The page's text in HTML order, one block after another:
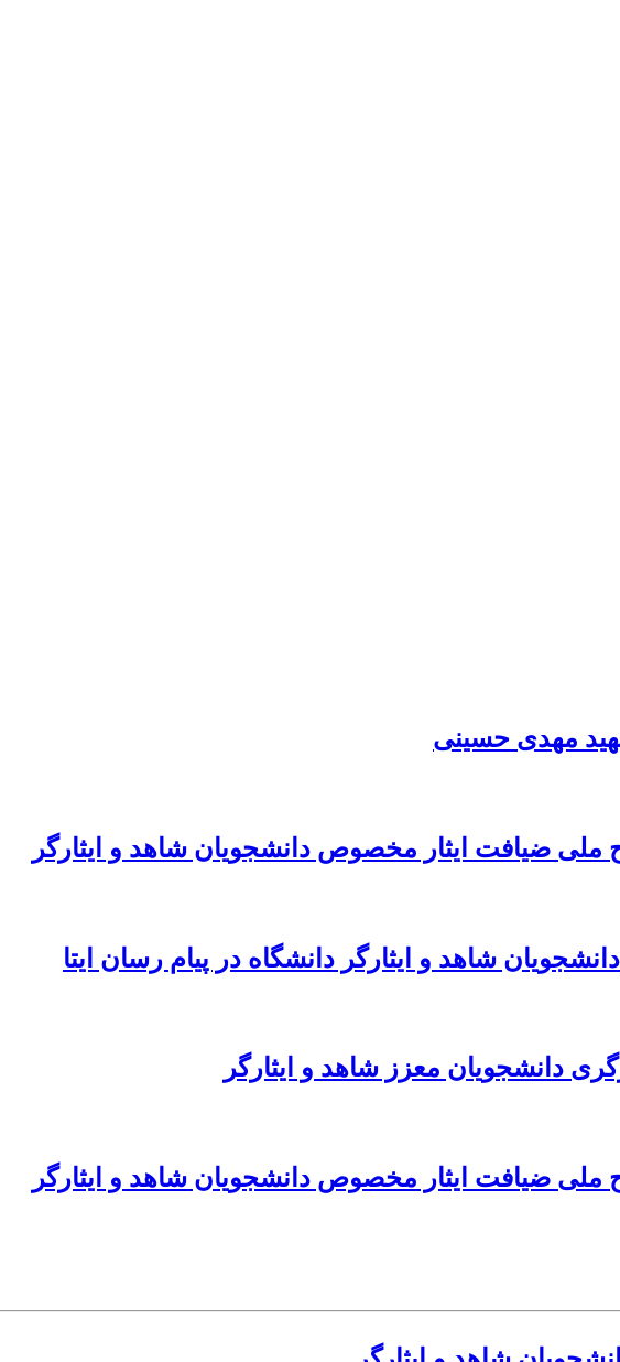
مهدی حسینی
ملی ضیافت ایثار مخصوص دانشجویان شاهد و ایثارگر
شاهد و ایثارگر دانشگاه در پیام رسان ایتا
دانشجویان معزز شاهد و ایثارگر
ملی ضیافت ایثار مخصوص دانشجویان شاهد و ایثارگر